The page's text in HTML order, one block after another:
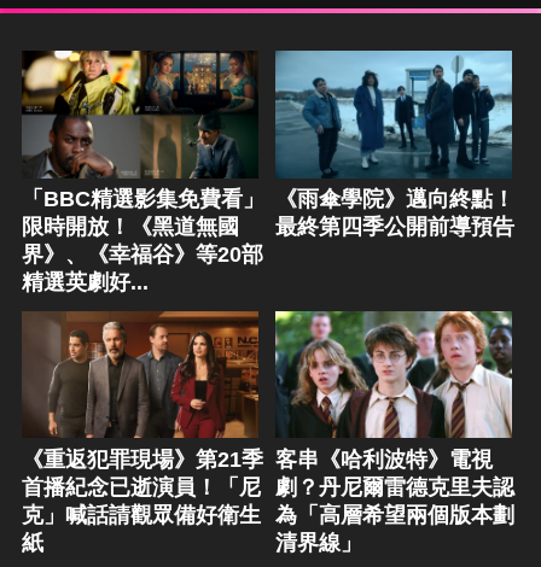
「BBC精選影集免費看」
限時開放！《黑道無國
界》、《幸福谷》等20部
精選英劇好...
《雨傘學院》邁向終點！
最終第四季公開前導預告
《重返犯罪現場》第21季
首播紀念已逝演員！「尼
克」喊話請觀眾備好衛生
紙
客串《哈利波特》電視
劇？丹尼爾雷德克里夫認
為「高層希望兩個版本劃
清界線」